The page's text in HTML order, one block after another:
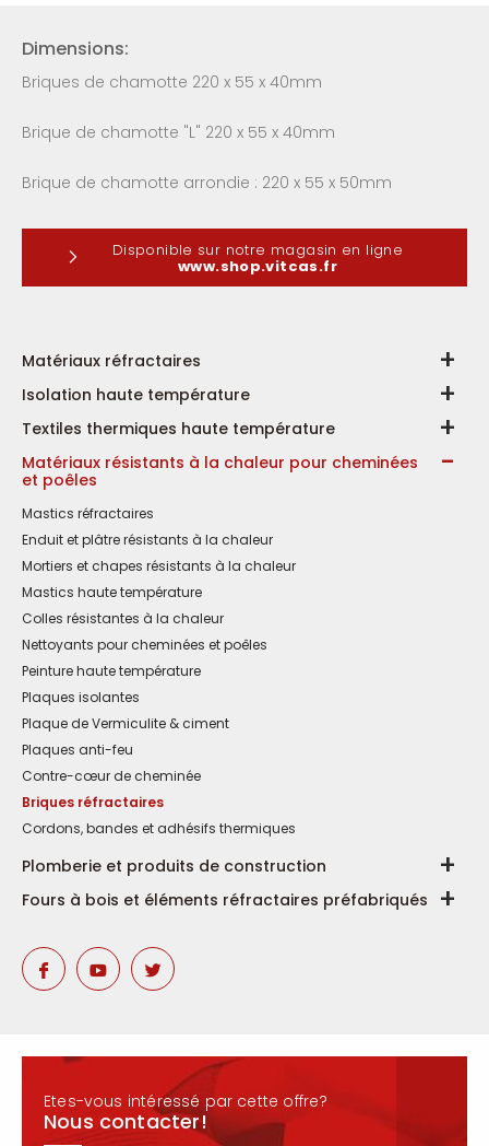
Dimensions:
Briques de chamotte 220 x 55 x 40mm
Brique de chamotte "L" 220 x 55 x 40mm
Brique de chamotte arrondie : 220 x 55 x 50mm
Disponible sur notre magasin en ligne
www.shop.vitcas.fr
Matériaux réfractaires
Isolation haute température
Textiles thermiques haute température
Matériaux résistants à la chaleur pour cheminées
et poêles
Mastics réfractaires
Enduit et plâtre résistants à la chaleur
Mortiers et chapes résistants à la chaleur
Mastics haute température
Colles résistantes à la chaleur
Nettoyants pour cheminées et poêles
Peinture haute température
Plaques isolantes
Plaque de Vermiculite & ciment
Plaques anti-feu
Contre-cœur de cheminée
Briques réfractaires
Cordons, bandes et adhésifs thermiques
Plomberie et produits de construction
Fours à bois et éléments réfractaires préfabriqués
Etes-vous intéressé par cette offre?
Nous contacter!